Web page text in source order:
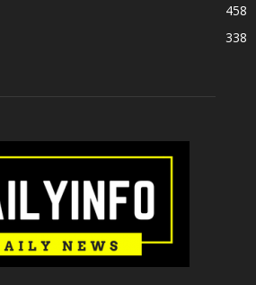
458
338